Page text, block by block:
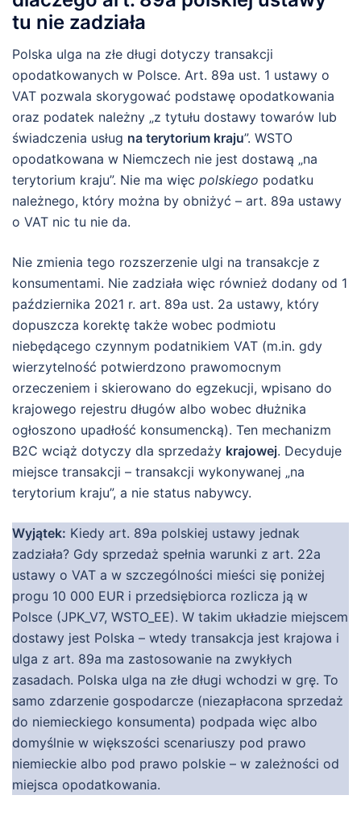
tu nie zadziała
Polska ulga na złe długi dotyczy transakcji
opodatkowanych w Polsce. Art. 89a ust. 1 ustawy o
VAT pozwala skorygować podstawę opodatkowania
oraz podatek należny „z tytułu dostawy towarów lub
świadczenia usług na terytorium kraju”. WSTO
opodatkowana w Niemczech nie jest dostawą „na
terytorium kraju”. Nie ma więc polskiego podatku
należnego, który można by obniżyć – art. 89a ustawy
o VAT nic tu nie da.
Nie zmienia tego rozszerzenie ulgi na transakcje z
konsumentami. Nie zadziała więc również dodany od 1
października 2021 r. art. 89a ust. 2a ustawy, który
dopuszcza korektę także wobec podmiotu
niebędącego czynnym podatnikiem VAT (m.in. gdy
wierzytelność potwierdzono prawomocnym
orzeczeniem i skierowano do egzekucji, wpisano do
krajowego rejestru długów albo wobec dłużnika
ogłoszono upadłość konsumencką). Ten mechanizm
B2C wciąż dotyczy dla sprzedaży krajowej. Decyduje
miejsce transakcji – transakcji wykonywanej „na
terytorium kraju”, a nie status nabywcy.
Wyjątek: Kiedy art. 89a polskiej ustawy jednak
zadziała? Gdy sprzedaż spełnia warunki z art. 22a
ustawy o VAT a w szczególności mieści się poniżej
progu 10 000 EUR i przedsiębiorca rozlicza ją w
Polsce (JPK_V7, WSTO_EE). W takim układzie miejscem
dostawy jest Polska – wtedy transakcja jest krajowa i
ulga z art. 89a ma zastosowanie na zwykłych
zasadach. Polska ulga na złe długi wchodzi w grę. To
samo zdarzenie gospodarcze (niezapłacona sprzedaż
do niemieckiego konsumenta) podpada więc albo
domyślnie w większości scenariuszy pod prawo
niemieckie albo pod prawo polskie – w zależności od
miejsca opodatkowania.